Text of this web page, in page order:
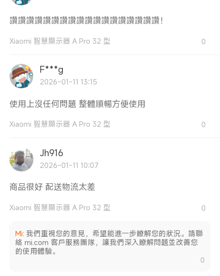
讚讚讚讚讚讚讚讚讚讚讚讚讚讚讚讚讚讚！
Xiaomi 智慧顯示器 A Pro 32 型 0
F***g
2026-01-11 13:15
使用上沒任何問題 整體順暢方便使用
Xiaomi 智慧顯示器 A Pro 32 型 0
Jh916
2026-01-11 10:07
商品很好 配送物流太差
Xiaomi 智慧顯示器 A Pro 32 型 0
Mi: 我們重視您的意見，希望能進一步瞭解您的狀況。請聯
絡 mi.com 客戶服務團隊，讓我們深入瞭解問題並改善您
的使用體驗。
0